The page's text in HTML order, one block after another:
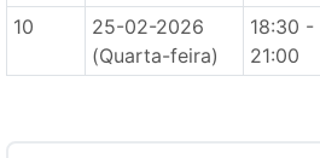
10
25-02-2026
(Quarta-feira)
18:30 -
21:00